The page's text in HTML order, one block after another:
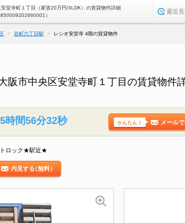
堂寺町１丁目（家賃20万円/3LDK）の賃貸物件詳細
）
最近
谷町六丁目駅 レシオ安堂寺 4階の賃貸物件
阪市中央区安堂寺町１丁目の賃貸物件
時間56分31秒 かんたん！ メール
ロック★駅近★
内見する（無料）